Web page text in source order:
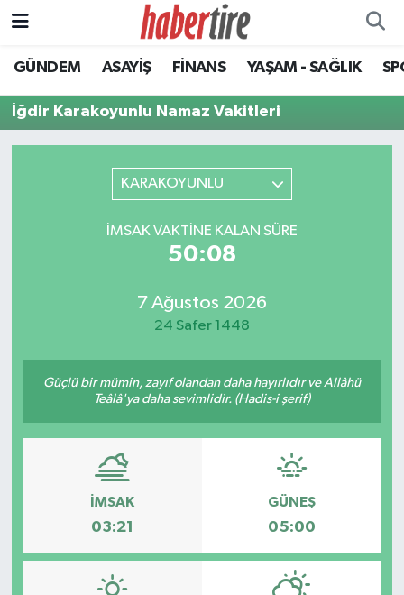
GÜNDEM ASAYİŞ FİNANS YAŞAM - SAĞLIK
İğdir Karakoyunlu Namaz Vakitleri
KARAKOYUNLU
İMSAK VAKTINE KALAN SÜRE
50:08
7 Ağustos 2026
24 Safer 1448
Güçlü bir mümin, zayıf olandan daha hayırlıdır ve Allâhü
Teâlâ'ya daha sevimlidir. (Hadis-i şerif)
İMSAK
03:21
GÜNEŞ
05:00
Tire Nöbetçi Eczaneler
Tire Hava Durumu
Son Dakika Haberleri